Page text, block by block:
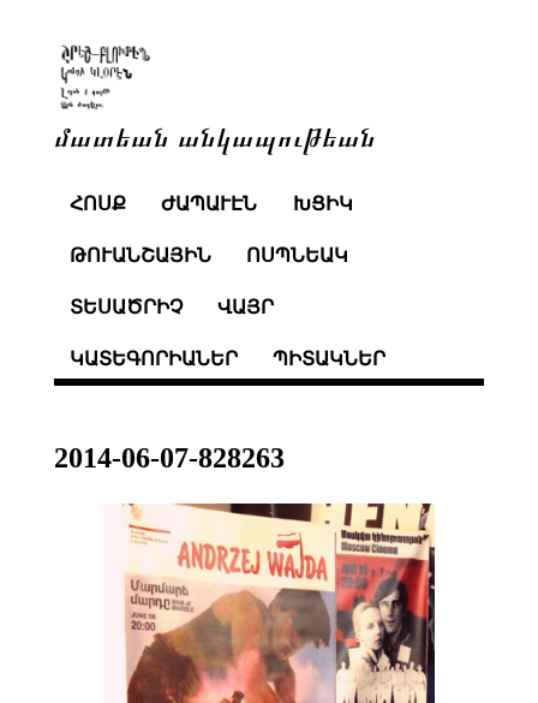
մատեան անկապութեան
ՀՈՍՔ ԺԱՊԱՒԷՆ ԽՑԻԿ
ԹՈՒԱՆՇԱՅԻՆ ՈՍՊՆԵԱԿ
ՏԵՍԱԾՐԻՉ ՎԱՅՐ
ԿԱՏԵԳՈՐԻԱՆԵՐ ՊԻՏԱԿՆԵՐ
2014-06-07-828263